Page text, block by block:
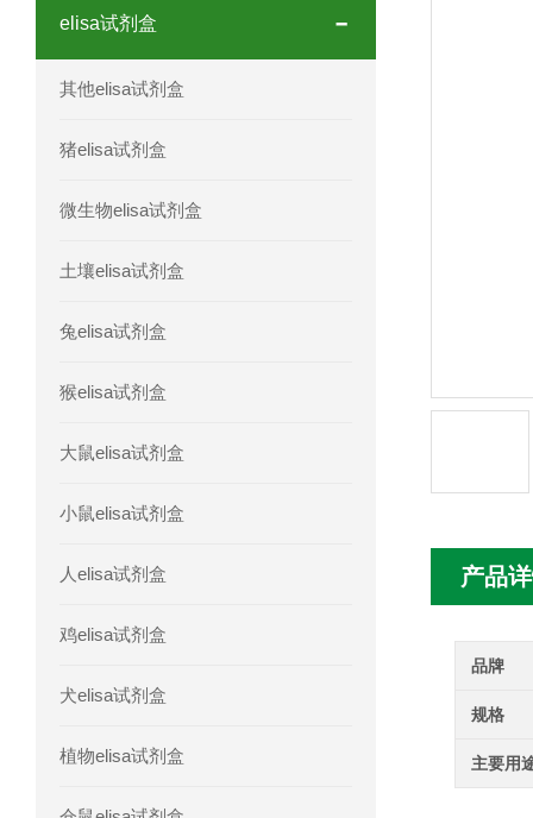
人蓝氏贾第虫(GL)elisa试剂盒厂家直销
elisa试剂盒
其他elisa试剂盒
猪elisa试剂盒
微生物elisa试剂盒
土壤elisa试剂盒
兔elisa试剂盒
猴elisa试剂盒
大鼠elisa试剂盒
小鼠elisa试剂盒
人elisa试剂盒
鸡elisa试剂盒
犬elisa试剂盒
植物elisa试剂盒
产品
品牌
规格
主要用